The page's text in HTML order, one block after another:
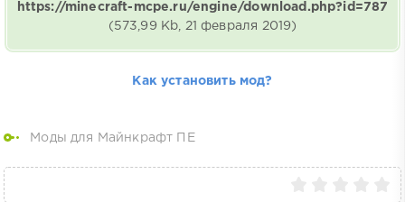
https://minecraft-mcpe.ru/engine/download.php?id=787
(573,99 Kb, 21 февраля 2019)
Как установить мод?
Моды для Майнкрафт ПЕ